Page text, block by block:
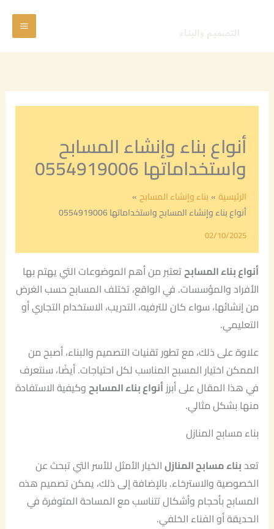
أنواع بناء وإنشاء المسابح
واستخداماتها 0554919006
الرئيسية
بناء وإنشاء المسابح
أنواع بناء وإنشاء المسابح واستخداماتها 0554919006
02/10/2025
أنواع بناء المسابحتعتبر من أهم الموضوعات التي يهتم بها
الأفراد والمؤسسات. في الواقع، تختلف المسابح حسب الغرض
من إنشائها، سواء كان للترفيه، التدريب، الاستخدام التجاري أو
التعليمي.
علاوة على ذلك، مع تطور تقنيات التصميم والبناء، أصبح من
الممكن اختيار المسبح المناسب لكل احتياجات. أيضًا، سنتعرف
في هذا المقال على أبرزأنواع بناء المسابحوكيفية الاستفادة
منها بشكل مثالي.
بناء مسابح المنازل
تعدبناء مسابح المنازلالخيار الأمثل للأسر التي تبحث عن
الخصوصية والاسترخاء. بالإضافة إلى ذلك، يمكن تصميم هذه
المسابح بأحجام وأشكال تتناسب مع المساحة المتوفرة في
الحديقة أو الفناء الخلفي.